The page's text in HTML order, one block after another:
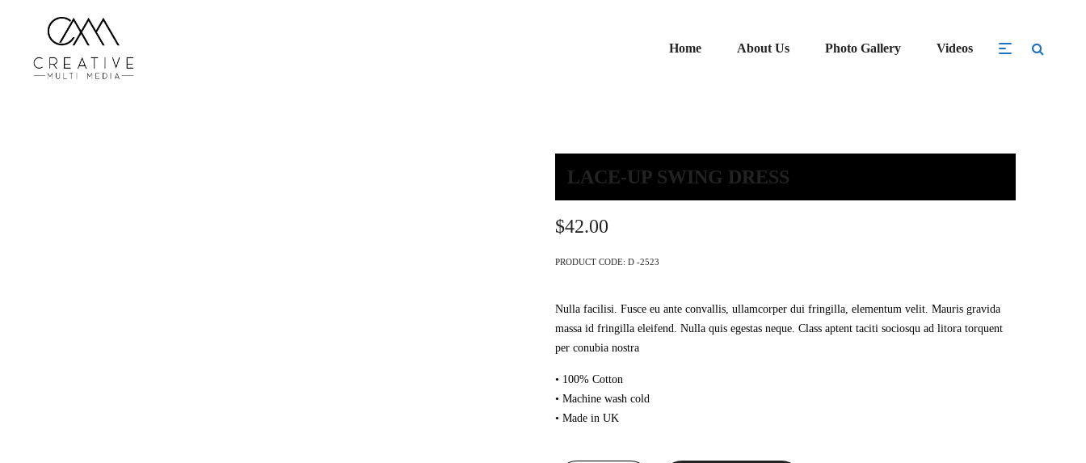
Home About Us Photo Gallery Videos
LACE-UP SWING DRESS
$42.00
PRODUCT CODE: D -2523
Nulla facilisi. Fusce eu ante convallis, ullamcorper dui fringilla, elementum velit. Mauris gravida
massa id fringilla eleifend. Nulla quis egestas neque. Class aptent taciti sociosqu ad litora torquent
per conubia nostra
• 100% Cotton
• Machine wash cold
• Made in UK